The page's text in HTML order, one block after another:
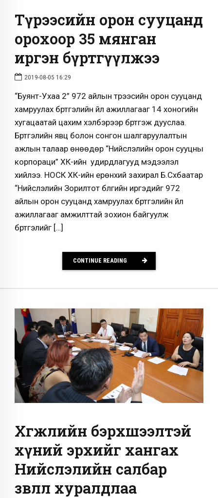
Түрээсийн орон сууцанд
орохоор 35 мянган
иргэн бүртгүүлжээ
2019-08-05 16:29
“Буянт-Ухаа 2” 972 айлын түрээсийн орон сууцанд
хамруулах бүртгэлийн үйл ажиллагааг 14 хоногийн
хугацаатай цахим хэлбэрээр бүртгэж дууслаа.
Бүртгэлийн явц болон сонгон шалгаруулалтын
ажлын талаар өнөөдөр “Нийслэлийн орон сууцны
корпораци” ХК-ийн удирдлагууд мэдээлэл
хийлээ. НОСК ХК-ийн ерөнхий захирал Б.Сүхбаатар
“Нийслэлийн Зорилтот бүлгийн иргэдийг 972
айлын орон сууцанд хамруулах бүртгэлийн үйл
ажиллагааг амжилттай зохион байгуулж
бүртгэлийг […]
CONTINUE READING
Хөгжлийн бэрхшээлтэй
хүний эрхийг хангах
Нийслэлийн салбар
зөвлөл хуралдлаа